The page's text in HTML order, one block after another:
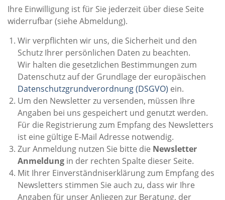
Ihre Einwilligung ist für Sie jederzeit über diese Seite
widerrufbar (siehe Abmeldung).
Wir verpflichten wir uns, die Sicherheit und den
Schutz Ihrer persönlichen Daten zu beachten.
Wir halten die gesetzlichen Bestimmungen zum
Datenschutz auf der Grundlage der europäischen
Datenschutzgrundverordnung(DSGVO) ein.
Um den Newsletter zu versenden, müssen Ihre
Angaben bei uns gespeichert und genutzt werden.
Für die Registrierung zum Empfang des Newsletters
ist eine gültige E-Mail Adresse notwendig.
Zur Anmeldung nutzen Sie bitte die Newsletter
Anmeldung in der rechten Spalte dieser Seite.
Mit Ihrer Einverständniserklärung zum Empfang des
Newsletters stimmen Sie auch zu, dass wir Ihre
Angaben für unser Anliegen zur Beratung, der